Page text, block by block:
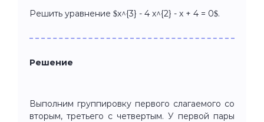
Решить уравнение $x^{3} - 4 x^{2} - x + 4 = 0$.
Решение
Выполним группировку первого слагаемого со
вторым, третьего с четвертым. У первой пары